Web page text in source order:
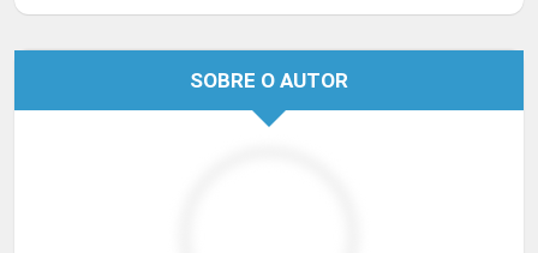
SOBRE O AUTOR